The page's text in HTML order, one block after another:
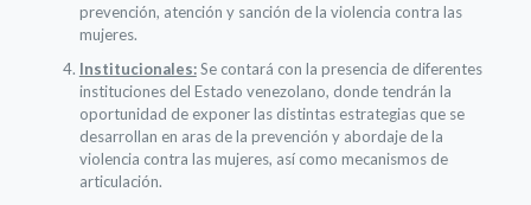
prevención, atención y sanción de la violencia contra las
mujeres.
Institucionales:Se contará con la presencia de diferentes
instituciones del Estado venezolano, donde tendrán la
oportunidad de exponer las distintas estrategias que se
desarrollan en aras de la prevención y abordaje de la
violencia contra las mujeres, así como mecanismos de
articulación.